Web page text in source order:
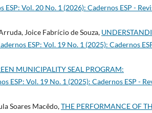
ESP: Vol. 20 No. 1 (2026): Cadernos ESP -
Joice Fabrício de Souza,
ESP: Vol. 19 No. 1 (2025): Cadernos
MUNICIPALITY SEAL PROGRAM:
ESP: Vol. 19 No. 1 (2025): Cadernos ESP -
Soares Macêdo,THE PERFORMANCE OF